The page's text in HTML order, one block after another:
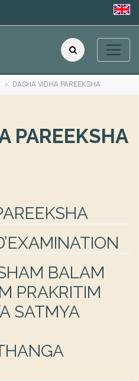
DASHA VIDHA PAREEKSHA
PAREEKSHA
BALAM
PRAKRITIM
SATMYA